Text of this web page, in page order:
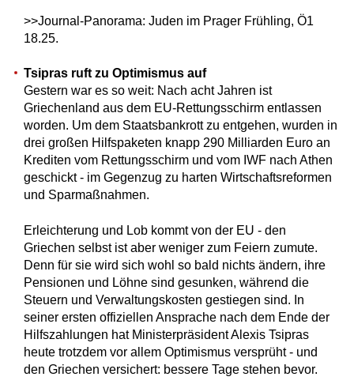
>>Journal-Panorama: Juden im Prager Frühling, Ö1
18.25.
Tsipras ruft zu Optimismus auf
Gestern war es so weit: Nach acht Jahren ist
Griechenland aus dem EU-Rettungsschirm entlassen
worden. Um dem Staatsbankrott zu entgehen, wurden in
drei großen Hilfspaketen knapp 290 Milliarden Euro an
Krediten vom Rettungsschirm und vom IWF nach Athen
geschickt - im Gegenzug zu harten Wirtschaftsreformen
und Sparmaßnahmen.
Erleichterung und Lob kommt von der EU - den
Griechen selbst ist aber weniger zum Feiern zumute.
Denn für sie wird sich wohl so bald nichts ändern, ihre
Pensionen und Löhne sind gesunken, während die
Steuern und Verwaltungskosten gestiegen sind. In
seiner ersten offiziellen Ansprache nach dem Ende der
Hilfszahlungen hat Ministerpräsident Alexis Tsipras
heute trotzdem vor allem Optimismus versprüht - und
den Griechen versichert: bessere Tage stehen bevor.